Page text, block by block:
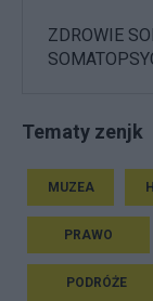
ZDROWIE
Tematy zenjk
MUZEA
PRAWO
PODRÓŻE